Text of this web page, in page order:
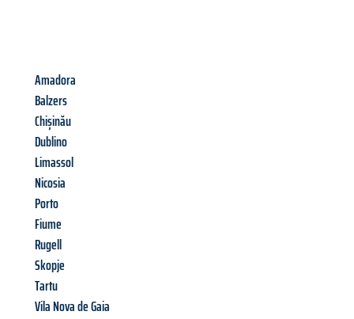
Amadora
Balzers
Chișinău
Dublino
Limassol
Nicosia
Porto
Fiume
Rugell
Skopje
Tartu
Vila Nova de Gaia